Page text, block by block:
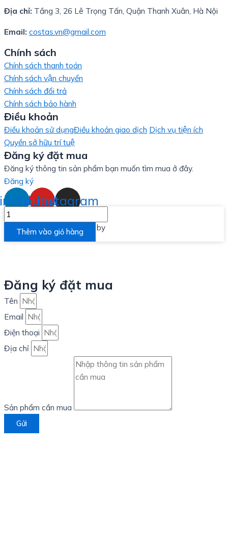
Địa chỉ: Tầng 3, 26 Lê Trọng Tấn, Quận Thanh Xuân, Hà Nội
Email: costas.vn@gmail.com
Chính sách
Chính sách thanh toán
Chính sách vận chuyển
Chính sách đổi trả
Chính sách bảo hành
Điều khoản
Điều khoản sử dụngĐiều khoản giao dịch Dịch vụ tiện ích
Quyền sở hữu trí tuệ
Đăng ký đặt mua
Đăng ký thông tin sản phẩm bạn muốn tìm mua ở đây.
Đăng ký
Youtube
Instagram
Designed and Developed by
MỘC
TỐ
LINH
lượng
Thêm vào giỏ hàng
Đăng ký đặt mua
Tên
Email
Điện thoại
Địa chỉ
Sản phẩm cần mua
Gửi